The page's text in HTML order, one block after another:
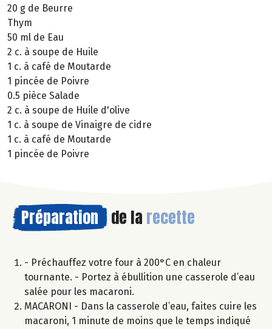
20 g de Beurre
Thym
50 ml de Eau
2 c. à soupe de Huile
1 c. à café de Moutarde
1 pincée de Poivre
0.5 pièce Salade
2 c. à soupe de Huile d'olive
1 c. à soupe de Vinaigre de cidre
1 c. à café de Moutarde
1 pincée de Poivre
Préparation de la recette
- Préchauffez votre four à 200°C en chaleur
tournante. - Portez à ébullition une casserole d’eau
salée pour les macaroni.
MACARONI - Dans la casserole d’eau, faites cuire les
macaroni, 1 minute de moins que le temps indiqué